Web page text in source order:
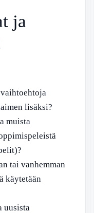
ja
lisäksi?
muista
tai vanhemman
käytetään
uusista